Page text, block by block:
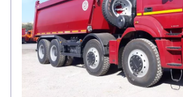
САМОСВАЛ КАМАЗ-6522